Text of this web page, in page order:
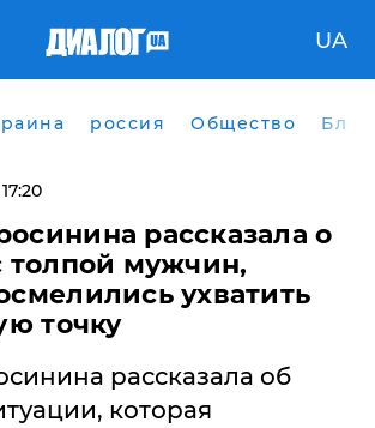
UA
россия Общество
рассказала о
толпой мужчин,
ухватить
точку
рассказала об
которая